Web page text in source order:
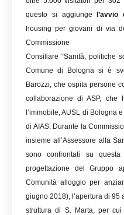
questo si aggiunge
housing per giovani di via
Commissione
Consiliare “Sanità, politiche
Comune di Bologna si è
Barozzi, che ospita persone
collaborazione di ASP,
l’immobile, AUSL di Bologna
di AIAS. Durante la
insieme all’Assessore alla
sono confrontati su
progettazione del Gruppo
Comunità alloggio per
giugno 2018), l’apertura di
struttura di S. Marta, per